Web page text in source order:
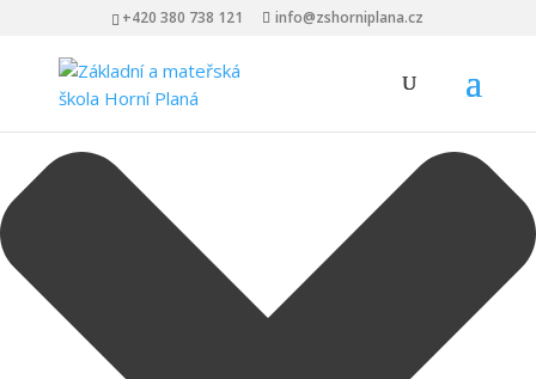
Spravovat Souhlas s cookies
+420 380 738 121 info@zshorniplana.cz